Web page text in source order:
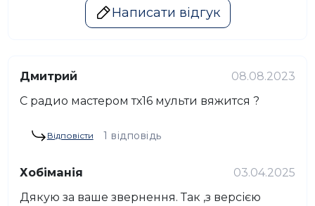
Написати відгук
Дмитрий
08.08.2023
С радио мастером тх16 мульти вяжится ?
Відповісти 1 відповідь
Хобіманія
03.04.2025
Дякую за ваше звернення. Так ,з версією